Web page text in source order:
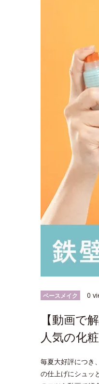
ベースメイク 0
【動画で
人気の化
毎夏大好評につき
の仕上げにシュッ